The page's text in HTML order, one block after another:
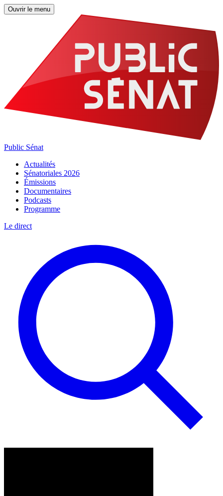
Ouvrir le menu
Public Sénat
Actualités
Sénatoriales 2026
Émissions
Documentaires
Podcasts
Programme
Le direct